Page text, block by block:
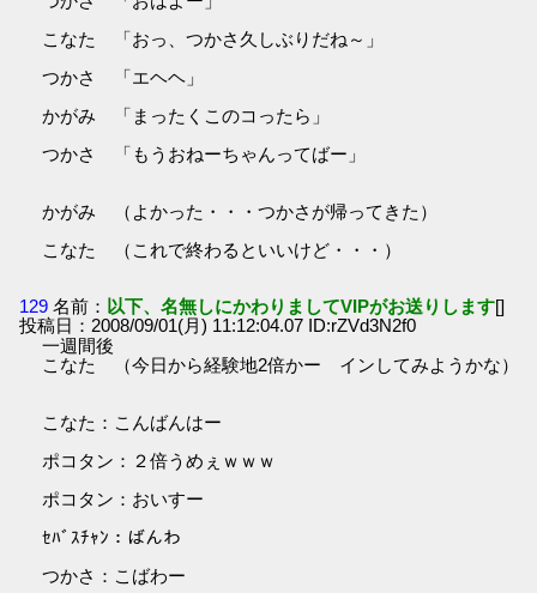
こなた 「おっ、つかさ久しぶりだね～」
つかさ 「エヘヘ」
かがみ 「まったくこのコったら」
つかさ 「もうおねーちゃんってばー」
かがみ （よかった・・・つかさが帰ってきた）
こなた （これで終わるといいけど・・・）
129 名前： 以下、名無しにかわりましてVIPがお送りします[]
投稿日：2008/09/01(月) 11:12:04.07 ID:rZVd3N2f0
一週間後
こなた （今日から経験地2倍かー インしてみようかな）
こなた：こんばんはー
ポコタン：２倍うめぇｗｗｗ
ポコタン：おいすー
ｾﾊﾞｽﾁｬﾝ：ばんわ
つかさ：こばわー